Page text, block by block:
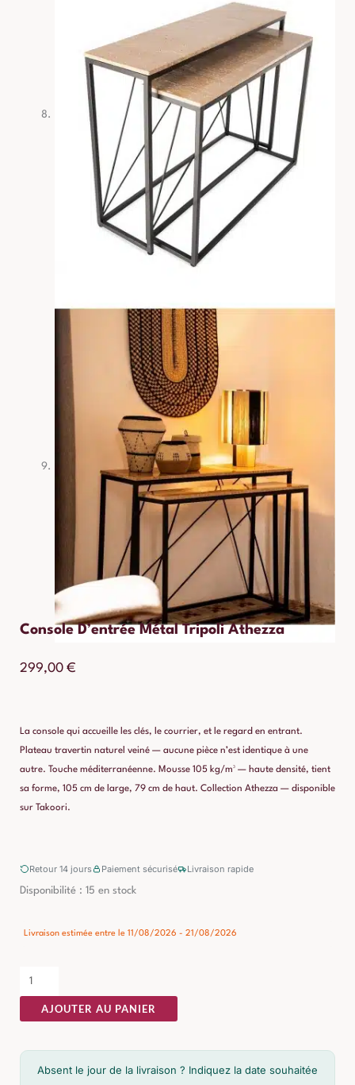
Console D’entrée Métal Tripoli Athezza
299,00 €
La console qui accueille les clés, le courrier, et le regard en entrant.
Plateau travertin naturel veiné — aucune pièce n’est identique à une
autre. Touche méditerranéenne. Mousse 105 kg/m³ — haute densité, tient
sa forme, 105 cm de large, 79 cm de haut. Collection Athezza — disponible
sur Takoori.
Retour 14 jours Paiement sécurisé Livraison rapide
Disponibilité : 15 en stock
Livraison estimée entre le 11/08/2026 - 21/08/2026
quantité
Console
Métal
Tripoli
Athezza
AJOUTER AU PANIER
Absent le jour de la livraison ? Indiquez la date souhaitée